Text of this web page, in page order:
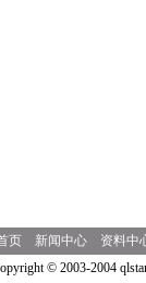
页 新闻中心
资料中
© 2003-2004